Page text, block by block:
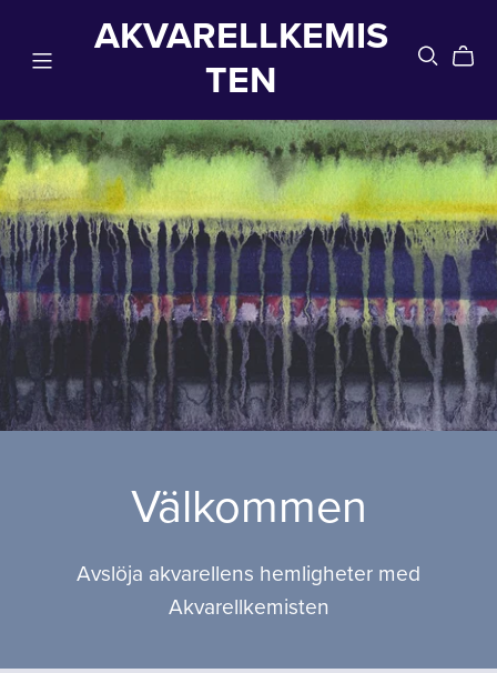
AKVARELLKEMIS
TEN
Välkommen
Avslöja akvarellens hemligheter med
Akvarellkemisten